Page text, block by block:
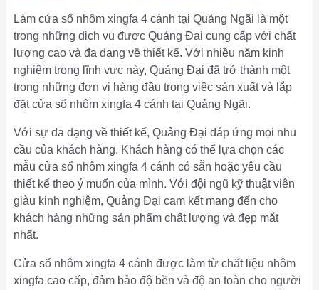
Làm cửa sổ nhôm xingfa 4 cánh tại Quảng Ngãi là một
trong những dịch vụ được Quảng Đại cung cấp với chất
lượng cao và đa dạng về thiết kế. Với nhiều năm kinh
nghiệm trong lĩnh vực này, Quảng Đại đã trở thành một
trong những đơn vị hàng đầu trong việc sản xuất và lắp
đặt cửa sổ nhôm xingfa 4 cánh tại Quảng Ngãi.
Với sự đa dạng về thiết kế, Quảng Đại đáp ứng mọi nhu
cầu của khách hàng. Khách hàng có thể lựa chọn các
mẫu cửa sổ nhôm xingfa 4 cánh có sẵn hoặc yêu cầu
thiết kế theo ý muốn của mình. Với đội ngũ kỹ thuật viên
giàu kinh nghiệm, Quảng Đại cam kết mang đến cho
khách hàng những sản phẩm chất lượng và đẹp mắt
nhất.
Cửa sổ nhôm xingfa 4 cánh được làm từ chất liệu nhôm
xingfa cao cấp, đảm bảo độ bền và độ an toàn cho người